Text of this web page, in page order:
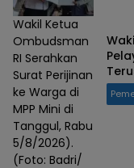
Wakil Ketua
Ombudsman
RI Serahkan
Surat Perijinan
ke Warga di
MPP Mini di
Tanggul, Rabu
5/8/2026).
(Foto: Badri/